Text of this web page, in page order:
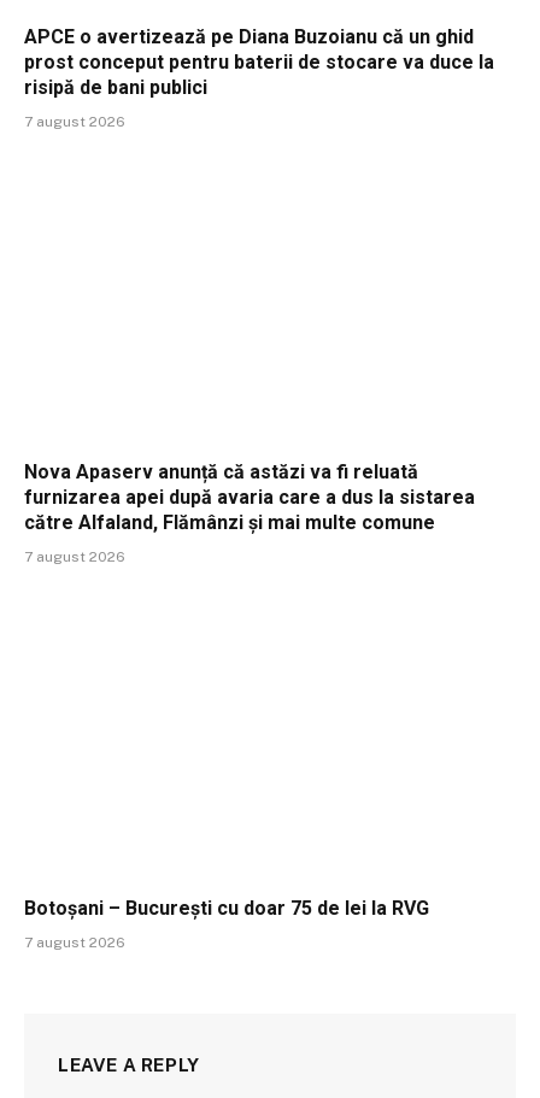
APCE o avertizează pe Diana Buzoianu că un ghid
prost conceput pentru baterii de stocare va duce la
risipă de bani publici
7 august 2026
Nova Apaserv anunță că astăzi va fi reluată
furnizarea apei după avaria care a dus la sistarea
către Alfaland, Flămânzi și mai multe comune
7 august 2026
Botoșani – București cu doar 75 de lei la RVG
7 august 2026
LEAVE A REPLY